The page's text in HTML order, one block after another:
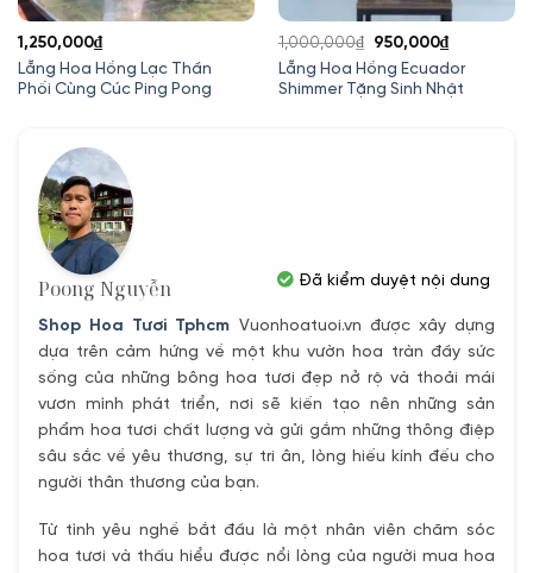
Lẵng Hoa Hồng Lạc Thần
Phối Cùng Cúc Ping Pong
1,250,000₫
Lẵng Hoa Hồng Ecuador
Shimmer Tặng Sinh Nhật
1,000,000₫
Giá
gốc
là:
950,000₫Giá
hiện
tại
Poong Nguyễn
Shop Hoa Tươi Tphcm Vuonhoatuoi.vn được xây dựng
dựa trên cảm hứng về một khu vườn hoa tràn đầy sức
sống của những bông hoa tươi đẹp nở rộ và thoải mái
vươn mình phát triển, nơi sẽ kiến tạo nên những sản
phẩm hoa tươi chất lượng và gửi gắm những thông điệp
sâu sắc về yêu thương, sự tri ân, lòng hiếu kính đếu cho
người thân thương của bạn.
Từ tình yêu nghề bắt đầu là một nhân viên chăm sóc
hoa tươi và thấu hiểu được nổi lòng của người mua hoa
Đã kiểm duyệt nội dung